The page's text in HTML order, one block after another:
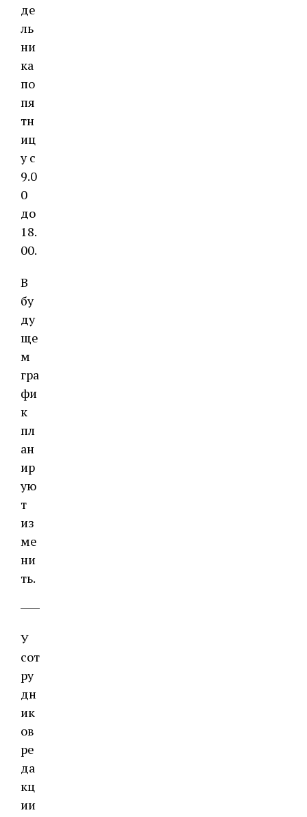
де
ль
ни
ка
по
пя
тн
иц
у с
9.0
0
до
18.
00.
В
бу
ду
ще
м
гра
фи
к
пл
ан
ир
ую
т
из
ме
ни
ть.
У
сот
ру
дн
ик
ов
ре
да
кц
ии